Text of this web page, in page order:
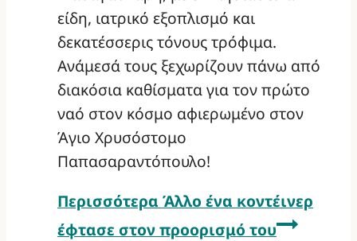
είδη, ιατρικό εξοπλισμό και
δεκατέσσερις τόνους τρόφιμα.
Ανάμεσά τους ξεχωρίζουν πάνω από
διακόσια καθίσματα για τον πρώτο
ναό στον κόσμο αφιερωμένο στον
Άγιο Χρυσόστομο
Παπασαραντόπουλο!
Περισσότερα Άλλο ένα κοντέινερ
έφτασε στον προορισμό του